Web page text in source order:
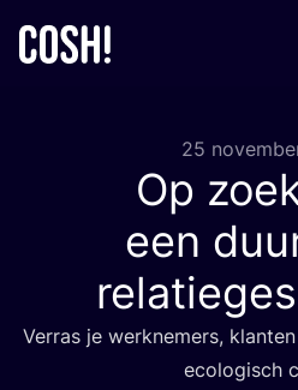
25
Op
een
Ver­ras je werk­ne­mers,
eco­lo­gisch